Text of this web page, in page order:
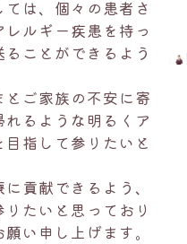
は、個々の患者さ
ルギー疾患を持っ
ことができるよう
ご家族の不安に寄
るような明るくア
指して参りたいと
貢献できるよう、
たいと思っており
い申し上げます。